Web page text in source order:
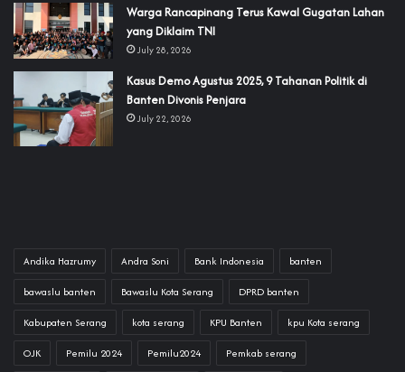
‎Warga Rancapinang Terus Kawal Gugatan Lahan
yang Diklaim TNI‎‎
July 28, 2026
‎Kasus Demo Agustus 2025, 9 Tahanan Politik di
Banten Divonis Penjara
July 22, 2026
Andika Hazrumy Andra Soni Bank Indonesia banten
bawaslu banten Bawaslu Kota Serang DPRD banten
Kabupaten Serang kota serang KPU Banten kpu Kota serang
OJK Pemilu 2024 Pemilu2024 Pemkab serang